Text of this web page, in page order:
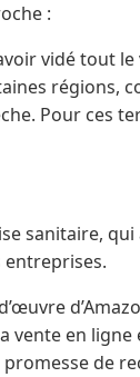
:
vidé tout
régions,
Pour ces
sanitaire,
entreprises.
vente en
de